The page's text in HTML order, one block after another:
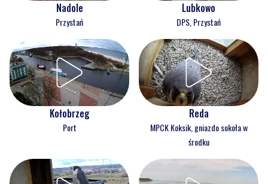
Nadole
Przystań
Lubkowo
DPS, Przystań
Kołobrzeg
Port
Reda
MPCK Koksik, gniazdo sokoła w
środku